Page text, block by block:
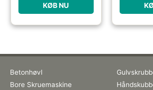
KØB NU
Betonhøvl
Bore Skruemaskine